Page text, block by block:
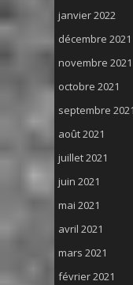
janvier 2022
décembre 2021
novembre 2021
octobre 2021
septembre 2021
août 2021
juillet 2021
juin 2021
mai 2021
avril 2021
mars 2021
février 2021